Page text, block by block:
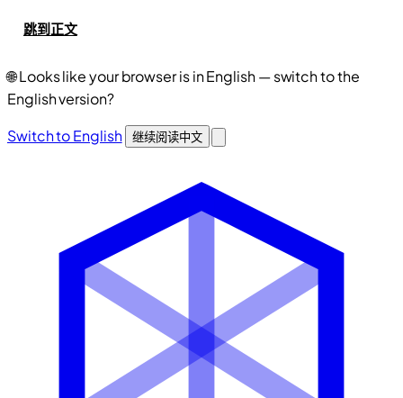
跳到正文
🌐Looks like your browser is in English — switch to the
English version?
Switch to English
继续阅读中文